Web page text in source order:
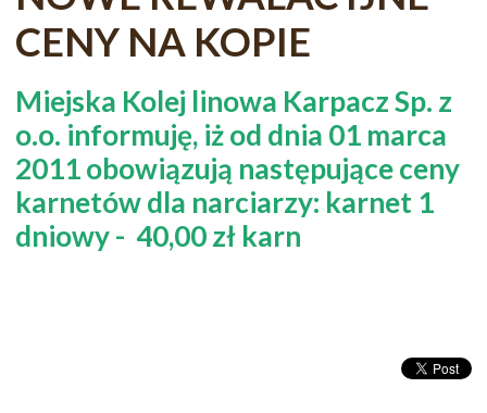
CENY NA KOPIE
Miejska Kolej linowa Karpacz Sp. z
o.o. informuję, iż od dnia 01 marca
2011 obowiązują następujące ceny
karnetów dla narciarzy: karnet 1
dniowy - 40,00 zł karn